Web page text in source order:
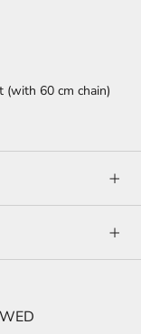
(with 60 cm chain)